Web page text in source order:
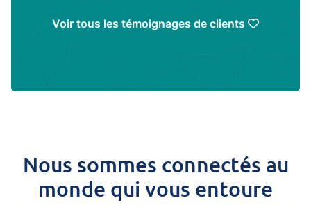
Voir tous les témoignages de clients
Nous sommes connectés au
monde qui vous entoure